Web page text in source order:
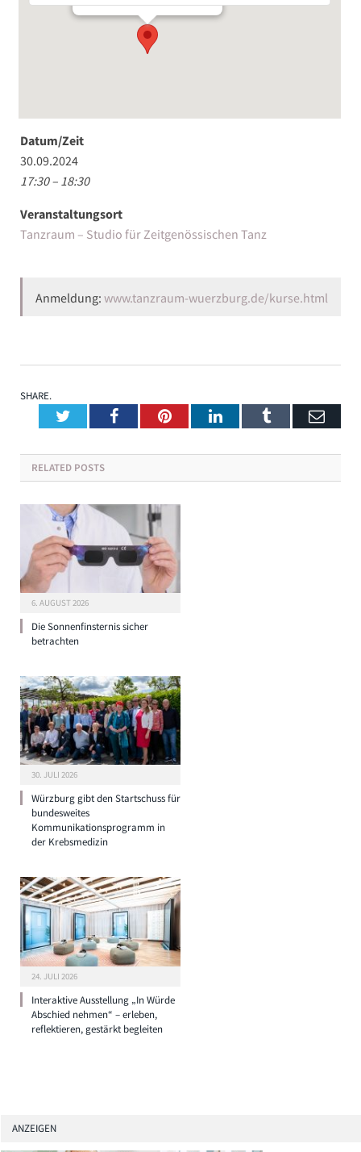
Datum/Zeit
30.09.2024
17:30 – 18:30
Veranstaltungsort
Tanzraum – Studio für Zeitgenössischen Tanz
Anmeldung: www.tanzraum-wuerzburg.de/kurse.html
SHARE.
TwitterFacebookPinterestLinkedInTumblr
RELATED POSTS
6. AUGUST 2026
Die Sonnenfinsternis sicher
betrachten
30. JULI 2026
Würzburg gibt den Startschuss für
bundesweites
Kommunikationsprogramm in
der Krebsmedizin
24. JULI 2026
Interaktive Ausstellung „In Würde
Abschied nehmen“ – erleben,
reflektieren, gestärkt begleiten
ANZEIGEN